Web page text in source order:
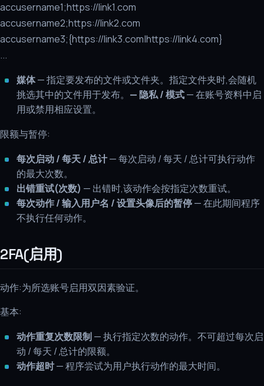
accusername1;https://link1.com
accusername2;https://link2.com
accusername3;{https://link3.com|https://link4.com}
...
媒体— 指定要发布的文件或文件夹。指定文件夹时,会随机
挑选其中的文件用于发布。 — 隐私 / 模式— 在账号资料中启
用或禁用相应设置。
限额与暂停:
每次启动 / 每天 / 总计— 每次启动 / 每天 / 总计可执行动作
的最大次数。
出错重试(次数) — 出错时,该动作会按指定次数重试。
每次动作 / 输入用户名 / 设置头像后的暂停— 在此期间程序
不执行任何动作。
2FA(启用)
动作:为所选账号启用双因素验证。
基本:
动作重复次数限制— 执行指定次数的动作。不可超过每次启
动 / 每天 / 总计的限额。
动作超时— 程序尝试为用户执行动作的最大时间。